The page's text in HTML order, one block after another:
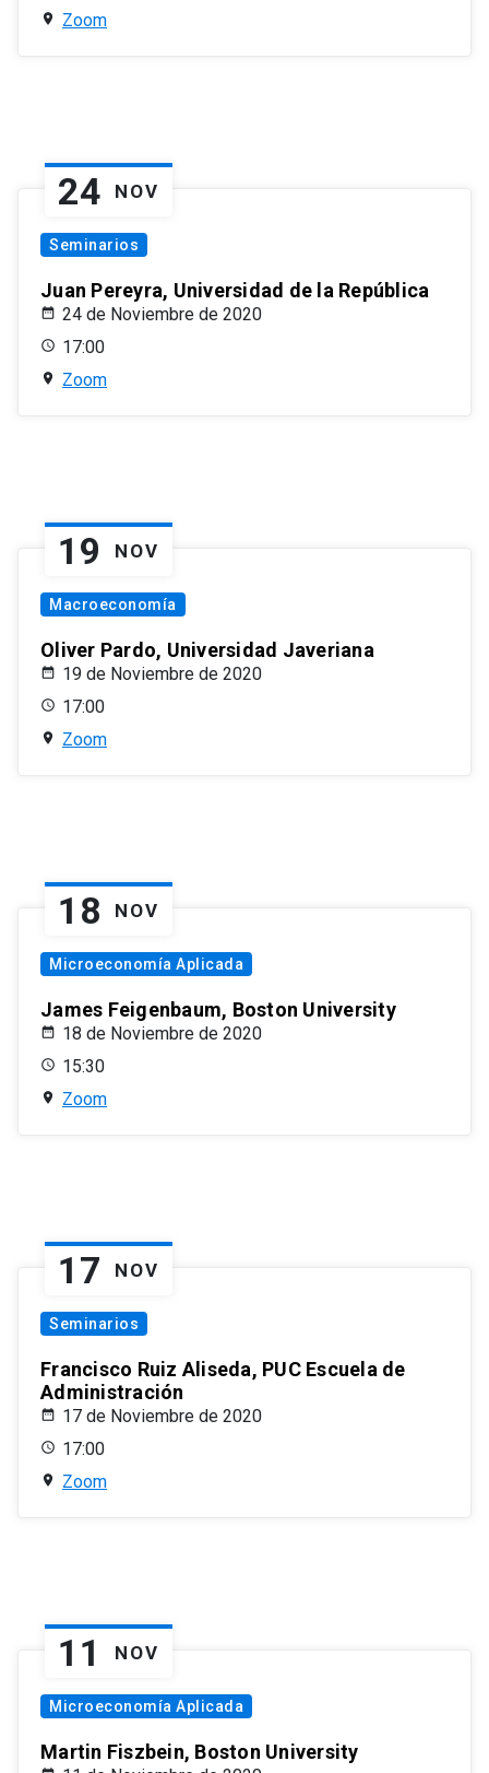
Zoom
24 NOV
Seminarios
Juan Pereyra, Universidad de la República
24 de Noviembre de 2020
17:00
Zoom
19 NOV
Macroeconomía
Oliver Pardo, Universidad Javeriana
19 de Noviembre de 2020
17:00
Zoom
18 NOV
Microeconomía Aplicada
James Feigenbaum, Boston University
18 de Noviembre de 2020
15:30
Zoom
17 NOV
Seminarios
Francisco Ruiz Aliseda, PUC Escuela de
Administración
17 de Noviembre de 2020
17:00
Zoom
11 NOV
Microeconomía Aplicada
Martin Fiszbein, Boston University